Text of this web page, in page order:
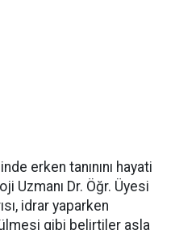
erken tanınını hayati
Uzmanı Dr. Öğr. Üyesi
idrar yaparken
gibi belirtiler asla